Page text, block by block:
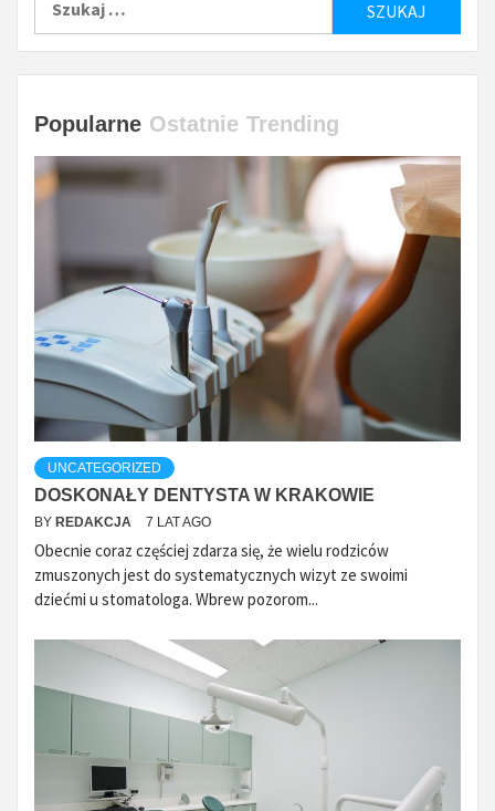
Popularne Ostatnie Trending
UNCATEGORIZED
DOSKONAŁY DENTYSTA W KRAKOWIE
BY REDAKCJA 7 LAT AGO
Obecnie coraz częściej zdarza się, że wielu rodziców
zmuszonych jest do systematycznych wizyt ze swoimi
dziećmi u stomatologa. Wbrew pozorom...